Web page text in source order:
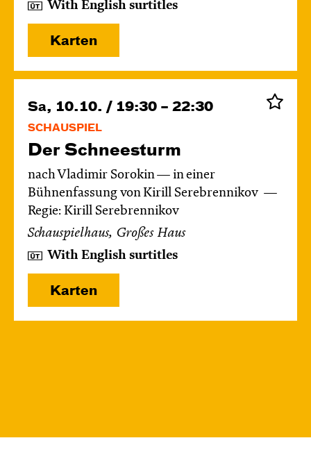
With English surtitles
Karten
Sa, 10.10. / 19:30 – 22:30
SCHAUSPIEL
Der Schnee­sturm
nach Vladimir Sorokin — in einer
Bühnenfassung von Kirill Serebrennikov
Regie: Kirill Serebrennikov
Schauspielhaus, Großes Haus
With English surtitles
Karten